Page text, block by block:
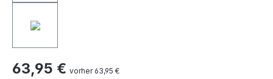
63,95 € vorher 63,95 €